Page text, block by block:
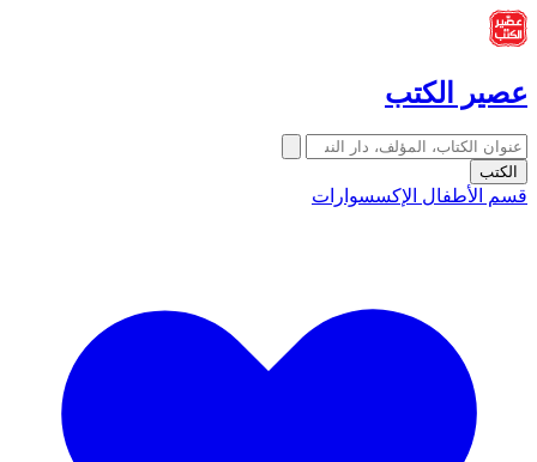
عصير الكتب
الكتب
قسم الأطفال الإكسسوارات